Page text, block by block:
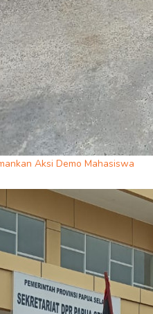
Aksi Demo Mahasiswa